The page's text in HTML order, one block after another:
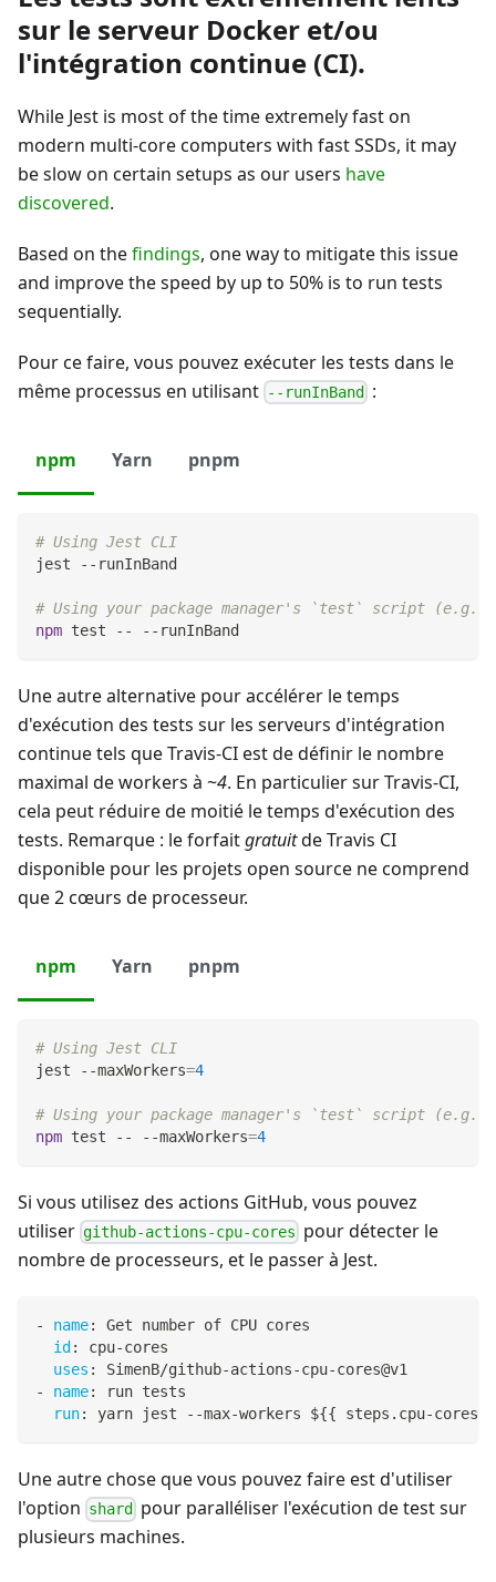
sur le serveur Docker et/ou
l'intégration continue (CI).
While Jest is most of the time extremely fast on
modern multi-core computers with fast SSDs, it may
be slow on certain setups as our users have
discovered.
Based on thefindings, one way to mitigate this issue
and improve the speed by up to 50% is to run tests
sequentially.
Pour ce faire, vous pouvez exécuter les tests dans le
même processus en utilisant --runInBand :
npm Yarn pnpm
# Using Jest CLI
jest --runInBand
# Using your package manager's `test` script (e.g.
npm test -- --runInBand
Une autre alternative pour accélérer le temps
d'exécution des tests sur les serveurs d'intégration
continue tels que Travis-CI est de définir le nombre
maximal de workers à ~4. En particulier sur Travis-CI,
cela peut réduire de moitié le temps d'exécution des
tests. Remarque : le forfaitgratuitde Travis CI
disponible pour les projets open source ne comprend
que 2 cœurs de processeur.
npm Yarn pnpm
# Using Jest CLI
jest --maxWorkers=4
# Using your package manager's `test` script (e.g.
npm test -- --maxWorkers=4
Si vous utilisez des actions GitHub, vous pouvez
utiliser github-actions-cpu-cores pour détecter le
nombre de processeurs, et le passer à Jest.
- name:
Get number of CPU cores
id : cpu-cores
uses : SimenB/github-actions-cpu-cores@v1
-
name:
run tests
run: yarn jest - -max-workers ${{ steps.cpu-
Une autre chose que vous pouvez faire est d'utiliser
l'option shard
pour paralléliser l'exécution de test sur
plusieurs machines.